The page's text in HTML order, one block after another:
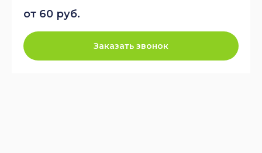
от 60 руб.
Заказать звонок